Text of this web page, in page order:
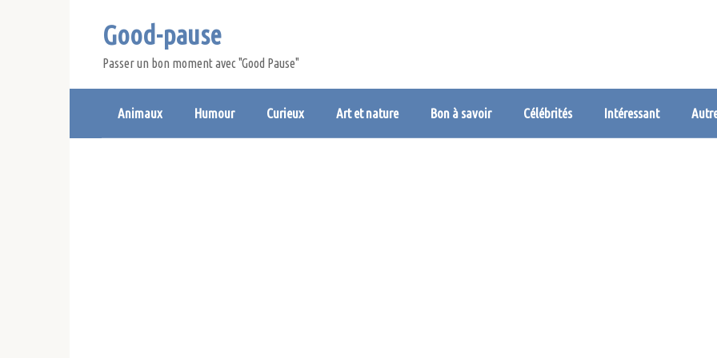
Good-pause
Passer un bon moment avec "Good Pause"
Animaux Humour Curieux Art et nature Bon à savoir Célébrités Intéressant